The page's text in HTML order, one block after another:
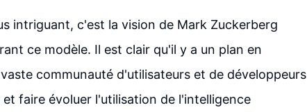
intriguant, c'est la vision de Mark Zuckerberg
ce modèle. Il est clair qu'il y a un plan en
communauté d'utilisateurs et de développeurs
faire évoluer l'utilisation de l'intelligence